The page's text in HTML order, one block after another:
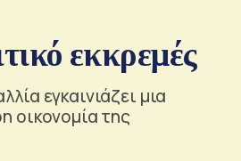
εκκρεμές
εγκαινιάζει μια
οικονομία της